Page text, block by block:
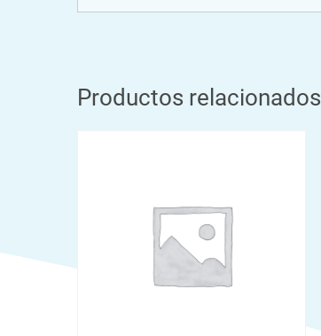
Productos relacionados